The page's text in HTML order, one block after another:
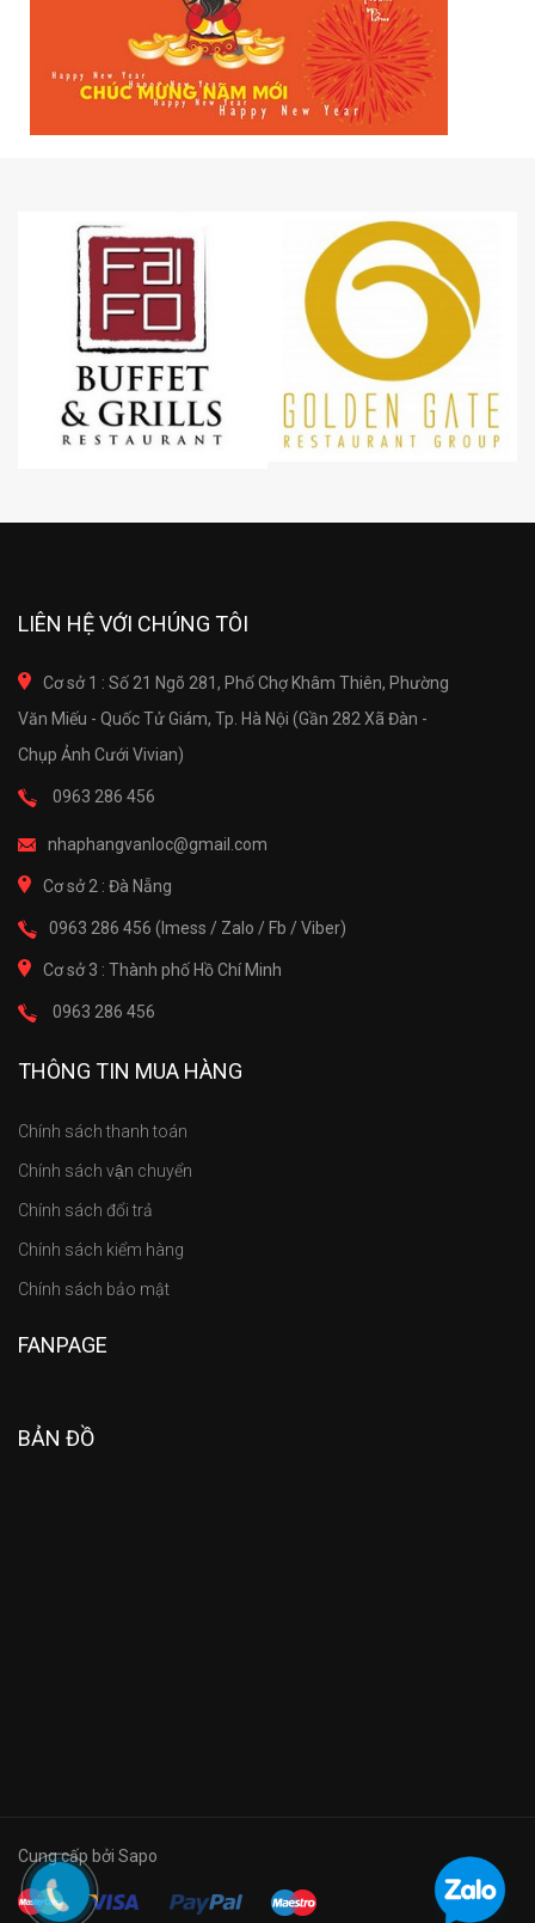
LIÊN HỆ VỚI CHÚNG TÔI
Cơ sở 1 : Số 21 Ngõ 281, Phố Chợ Khâm Thiên, Phường
Văn Miếu - Quốc Tử Giám, Tp. Hà Nội (Gần 282 Xã Đàn -
Chụp Ảnh Cưới Vivian)
0963 286 456
nhaphangvanloc@gmail.com
Cơ sở 2 : Đà Nẵng
0963 286 456 (Imess / Zalo / Fb / Viber)
Cơ sở 3 : Thành phố Hồ Chí Minh
0963 286 456
THÔNG TIN MUA HÀNG
Chính sách thanh toán
Chính sách vận chuyển
Chính sách đổi trả
Chính sách kiểm hàng
Chính sách bảo mật
FANPAGE
BẢN ĐỒ
Cung cấp bởi Sapo